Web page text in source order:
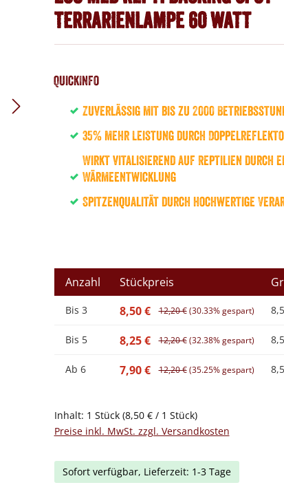
Terrarienlampe 60 Watt
QuickInfo
Zuverlässig mit bis zu 2000
35% mehr Leistung durch
Wirkt vitalisierend auf Reptilien durch
Wärmeentwicklung
Spitzenqualität durch hochwertige
Anzahl Stückpreis
Bis 3 8,50 € 12,20 € (30.33% gespart)
Bis 5 8,25 € 12,20 € (32.38% gespart)
Ab 6 7,90 € 12,20 € (35.25% gespart)
Inhalt: 1 Stück (8,50 € / 1 Stück)
Preise inkl. MwSt. zzgl. Versandkosten
Sofort verfügbar, Lieferzeit: 1-3 Tage